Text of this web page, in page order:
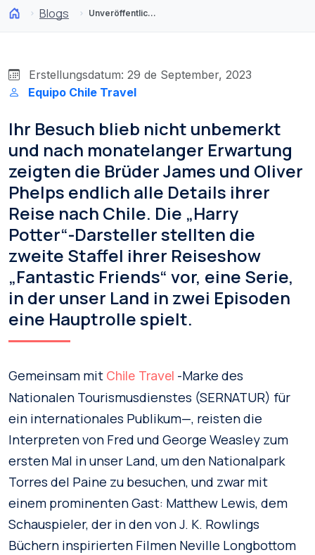
Blogs Unveröffentlichte Details: Die Weasley-Zwillinge und Neville Longbottom magische Reise durch Chile
Erstellungsdatum: 29 de September, 2023
Equipo Chile Travel
Ihr Besuch blieb nicht unbemerkt
und nach monatelanger Erwartung
zeigten die Brüder James und Oliver
Phelps endlich alle Details ihrer
Reise nach Chile. Die „Harry
Potter“-Darsteller stellten die
zweite Staffel ihrer Reiseshow
„Fantastic Friends“ vor, eine Serie,
in der unser Land in zwei Episoden
eine Hauptrolle spielt.
Gemeinsam mit Chile Travel -Marke des
Nationalen Tourismusdienstes (SERNATUR) für
ein internationales Publikum—, reisten die
Interpreten von Fred und George Weasley zum
ersten Mal in unser Land, um den Nationalpark
Torres del Paine zu besuchen, und zwar mit
einem prominenten Gast: Matthew Lewis, dem
Schauspieler, der in den von J. K. Rowlings
Büchern inspirierten Filmen Neville Longbottom